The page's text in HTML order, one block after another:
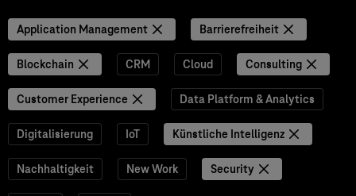
Application Management Barrierefreiheit
Blockchain CRM Cloud Consulting
Customer Experience Data Platform & Analytics
Digitalisierung IoT Künstliche Intelligenz
Nachhaltigkeit New Work Security